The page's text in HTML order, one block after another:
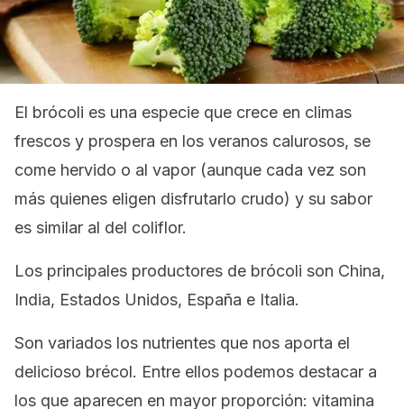
El brócoli es una especie que crece en climas
frescos y prospera en los veranos calurosos, se
come hervido o al vapor (aunque cada vez son
más quienes eligen disfrutarlo crudo) y su sabor
es similar al del coliflor.
Los principales productores de brócoli son China,
India, Estados Unidos, España e Italia.
Son variados los nutrientes que nos aporta el
delicioso brécol. Entre ellos podemos destacar a
los que aparecen en mayor proporción: vitamina